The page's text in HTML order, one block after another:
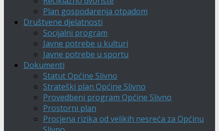
Plan gospodarenja otpadom
Društvene djelatnosti
Socijalni program
Javne potrebe u kulturi
Javne potrebe u sportu
Dokumenti
Statut Općine Slivno
Strateški plan Općine Slivno
Provedbeni program Općine Slivno
Prostorni plan
Procjena rizika od velikih nesreća za Općinu